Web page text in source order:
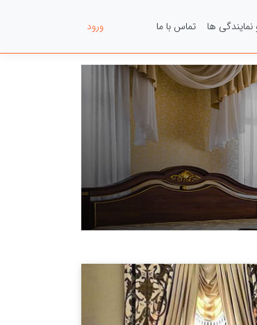
ورود نمایندگی ها تماس با ما